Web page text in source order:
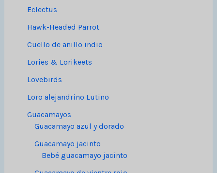
Eclectus
Hawk-Headed Parrot
Cuello de anillo indio
Lories & Lorikeets
Lovebirds
Loro alejandrino Lutino
Guacamayos
Guacamayo azul y dorado
Guacamayo jacinto
Bebé guacamayo jacinto